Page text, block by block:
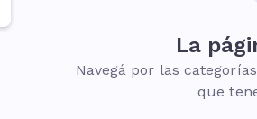
La
Navegá por las
que